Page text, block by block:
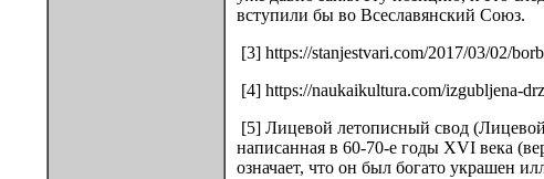
вступили бы во Всеславянский Союз.
[3] https://stanjestvari.com/2017/03/02/
[4] https://naukaikultura.com/izgubljena-
[5] Лицевой летописный свод
написанная в 60-70-е годы XVI века
означает, что он был богато украшен